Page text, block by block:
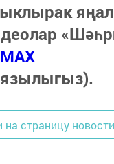
MAX
на страницу новости